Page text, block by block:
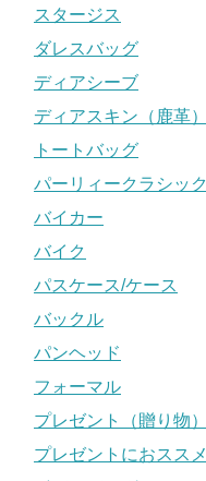
スタージス
ダレスバッグ
ディアシーブ
ディアスキン（鹿革）
トートバッグ
パーリィークラシック
バイカー
バイク
パスケース/ケース
バックル
パンヘッド
フォーマル
プレゼント（贈り物）
プレゼントにおススメ